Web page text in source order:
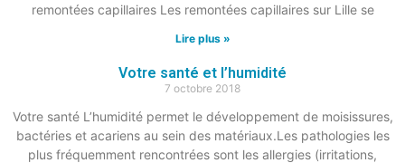
remontées capillaires Les remontées capillaires sur Lille se
Lire plus »
Votre santé et l’humidité
7 octobre 2018
Votre santé L’humidité permet le développement de moisissures,
bactéries et acariens au sein des matériaux.Les pathologies les
plus fréquemment rencontrées sont les allergies (irritations,